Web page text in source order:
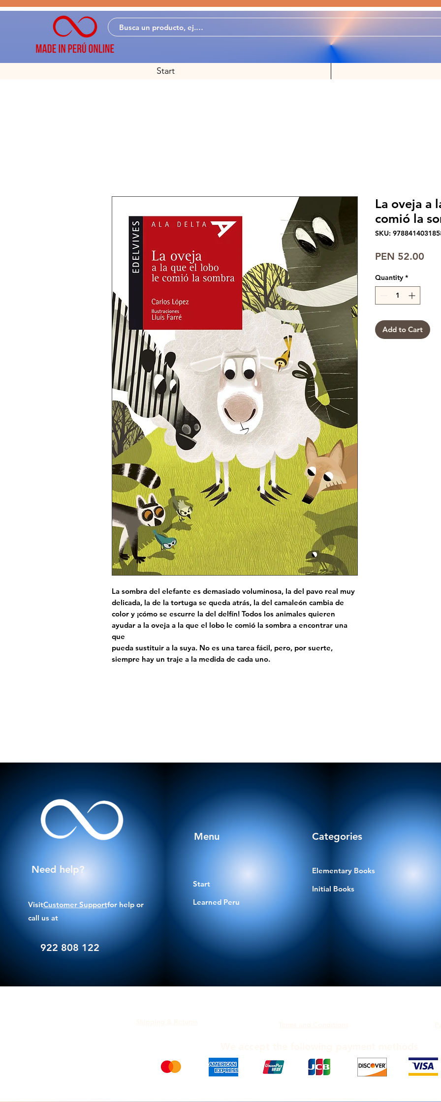
Start
La sombra del elefante es demasiado voluminosa, la del pavo real muy
delicada, la de la tortuga se queda atrás, la del camaleón cambia de
color y ¡cómo se escurre la del delfín! Todos los animales quieren
ayudar a la oveja a la que el lobo le comió la sombra a encontrar una
que
pueda sustituir a la suya. No es una tarea fácil, pero, por suerte,
siempre hay un traje a la medida de cada uno.
La oveja a
comió la
SKU:
PEN 52.00
Quantity *
Add to Cart
Need help?
VisitCustomer Supportfor help or
call us at
922 808 122
Menu
Start
Learned Peru
Categories
Elementary Books
Initial Books